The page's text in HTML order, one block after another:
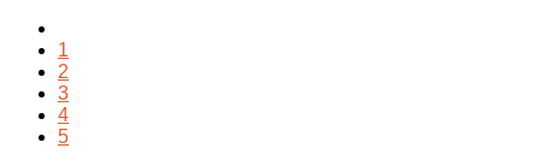
1
2
3
4
5